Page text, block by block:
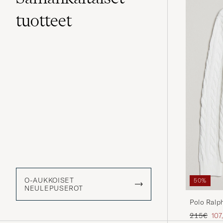
tuotteet
O-AUKKOISET
NEULEPUSEROT
50%
Polo
Tavallinen
215€